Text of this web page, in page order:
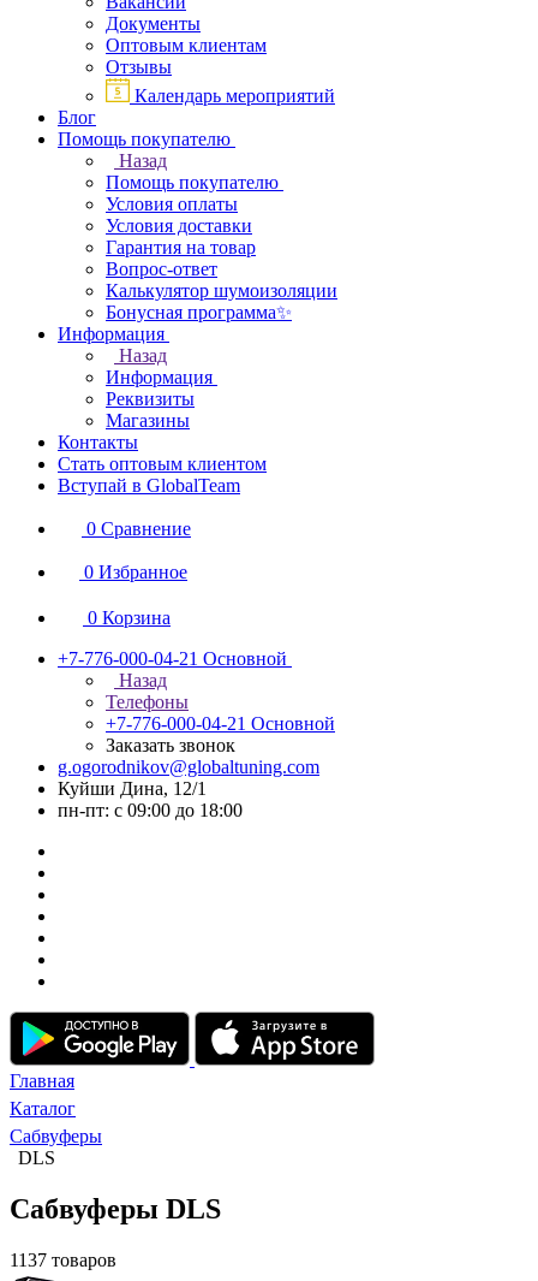
Документы
Оптовым клиентам
Отзывы
Календарь мероприятий
Блог
Помощь покупателю
Назад
Помощь покупателю
Условия оплаты
Условия доставки
Гарантия на товар
Вопрос-ответ
Калькулятор шумоизоляции
Бонусная программа✨
Информация
Назад
Информация
Реквизиты
Магазины
Контакты
Стать оптовым клиентом
Вступай в GlobalTeam
0 Сравнение
0 Избранное
0 Корзина
+7-776-000-04-21 Основной
Назад
Телефоны
+7-776-000-04-21 Основной
Заказать звонок
g.ogorodnikov@globaltuning.com
Куйши Дина, 12/1
пн-пт: с 09:00 до 18:00
Главная
Каталог
Сабвуферы
DLS
Сабвуферы DLS
1137 товаров